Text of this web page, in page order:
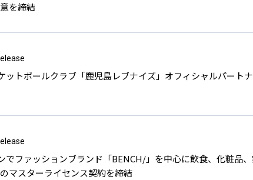
を締結
ットボールクラブ「鹿児島レブナイズ」オフィシャルパート
でファッションブランド「BENCH/」を中心に飲食、化粧品
マスターライセンス契約を締結